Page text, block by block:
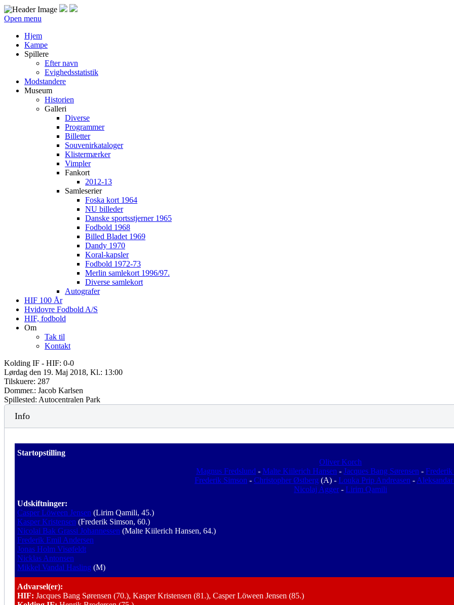
Open menu
Hjem
Kampe
Spillere
Efter navn
Evighedsstatistik
Modstandere
Museum
Historien
Galleri
Diverse
Programmer
Billetter
Souvenirkataloger
Klistermærker
Vimpler
Fankort
2012-13
Samleserier
Foska kort 1964
NU billeder
Danske sportsstjerner 1965
Fodbold 1968
Billed Bladet 1969
Dandy 1970
Koral-kapsler
Fodbold 1972-73
Merlin samlekort 1996/97.
Diverse samlekort
Autografer
HIF 100 År
Hvidovre Fodbold A/S
HIF, fodbold
Om
Tak til
Kontakt
Kolding IF - HIF: 0-0
Lørdag den 19. Maj 2018, Kl.: 13:00
Tilskuere: 287
Dommer.: Jacob Karlsen
Spillested: Autocentralen Park
Info
Startopstilling
Oliver Korch
Magnus Fredslund - Malte Kiilerich Hansen - Jacques Bang Sørensen - Frederik
Frederik Simson - Christopher Østberg (A) - Louka Prip Andreasen -
Nicolaj Agger - Lirim Qamili
Udskiftninger:
Casper Löween Jensen (Lirim Qamili, 45.)
Kasper Kristensen (Frederik Simson, 60.)
Nicolai Bak Grassi Johannessen (Malte Kiilerich Hansen, 64.)
Frederik Emil Andersen
Jonas Holm Visøfeldt
Nicklas Antonsen
Mikkel Vandal Hasling (M)
Advarsel(er):
HIF: Jacques Bang Sørensen (70.), Kasper Kristensen (81.), Casper Löween Jensen (85.)